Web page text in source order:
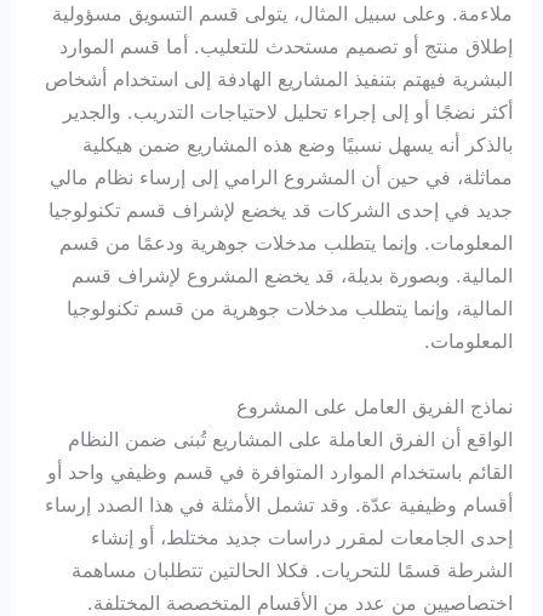
ملاءمة. وعلى سبيل المثال، يتولى قسم التسويق مسؤولية
إطلاق منتج أو تصميم مستحدث للتعليب. أما قسم الموارد
البشرية فيهتم بتنفيذ المشاريع الهادفة إلى استخدام أشخاص
أكثر نضجًا أو إلى إجراء تحليل لاحتياجات التدريب. والجدير
بالذكر أنه يسهل نسبيًا وضع هذه المشاريع ضمن هيكلية
مماثلة، في حين أن المشروع الرامي إلى إرساء نظام مالي
جديد في إحدى الشركات قد يخضع لإشراف قسم تكنولوجيا
المعلومات. وإنما يتطلب مدخلات جوهرية ودعمًا من قسم
المالية. وبصورة بديلة، قد يخضع المشروع لإشراف قسم
المالية، وإنما يتطلب مدخلات جوهرية من قسم تكنولوجيا
المعلومات.
نماذج الفريق العامل على المشروع
الواقع أن الفرق العاملة على المشاريع تُبنى ضمن النظام
القائم باستخدام الموارد المتوافرة في قسم وظيفي واحد أو
أقسام وظيفية عدّة. وقد تشمل الأمثلة في هذا الصدد إرساء
إحدى الجامعات لمقرر دراسات جديد مختلط، أو إنشاء
الشرطة قسمًا للتحريات. فكلا الحالتين تتطلبان مساهمة
اختصاصيين من عدد من الأقسام المتخصصة المختلفة.